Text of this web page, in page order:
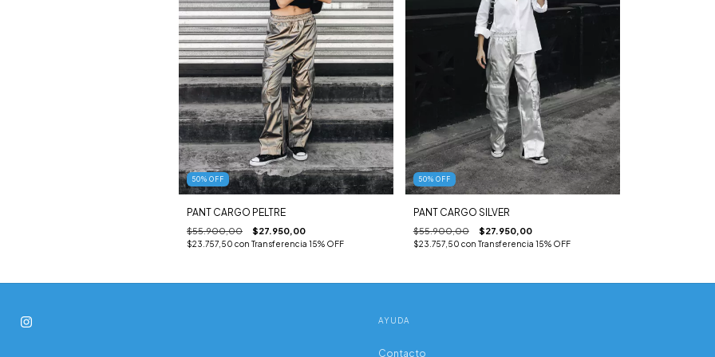
50% OFF
PANT CARGO PELTRE
$55.900,00 $27.950,00
$23.757,50 con Transferencia 15% OFF
50% OFF
PANT CARGO SILVER
$55.900,00 $27.950,00
$23.757,50 con Transferencia 15% OFF
AYUDA
Contacto